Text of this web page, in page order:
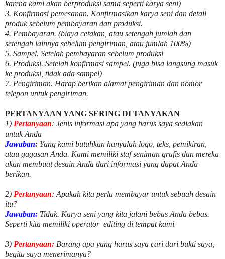
karena kami akan berproduksi sama seperti karya seni)
3. Konfirmasi pemesanan. Konfirmasikan karya seni dan detail
produk sebelum pembayaran dan produksi.
4. Pembayaran. (biaya cetakan, atau setengah jumlah dan
setengah lainnya sebelum pengiriman, atau jumlah 100%)
5. Sampel. Setelah pembayaran sebelum produksi
6. Produksi. Setelah konfirmasi sampel. (juga bisa langsung masuk
ke produksi, tidak ada sampel)
7. Pengiriman. Harap berikan alamat pengiriman dan nomor
telepon untuk pengiriman.
PERTANYAAN YANG SERING DI TANYAKAN
1) Pertanyaan: Jenis informasi apa yang harus saya sediakan
untuk Anda
Jawaban: Yang kami butuhkan hanyalah logo, teks, pemikiran,
atau gagasan Anda. Kami memiliki staf seniman grafis dan mereka
akan membuat desain Anda dari informasi yang dapat Anda
berikan.
2) Pertanyaan: Apakah kita perlu membayar untuksebuah desain
itu?
Jawaban: Tidak. Karya seni yang kita jalani bebas Anda bebas.
Seperti kita memiliki operator editing di tempat kami
3) Pertanyaan: Barang apa yang harus saya cari dari bukti saya,
begitu saya menerimanya?